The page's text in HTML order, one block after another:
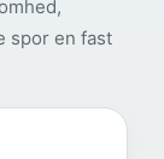
spor en fast